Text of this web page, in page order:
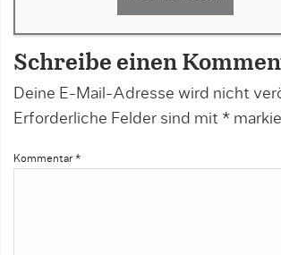
Schreibe einen
Deine E-Mail-Adresse wird nicht
Erforderliche Felder sind mit *
Kommentar *